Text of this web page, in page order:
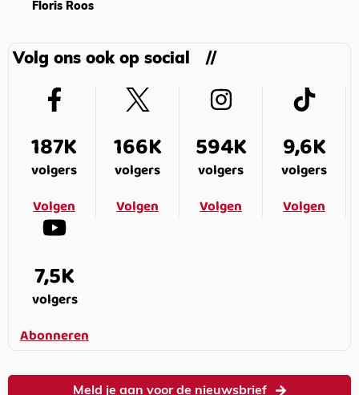
Floris Roos
Volg ons ook op social
187K
volgers
Volgen
166K
volgers
Volgen
594K
volgers
Volgen
9,6K
volgers
Volgen
7,5K
volgers
Abonneren
Meld je aan voor de nieuwsbrief